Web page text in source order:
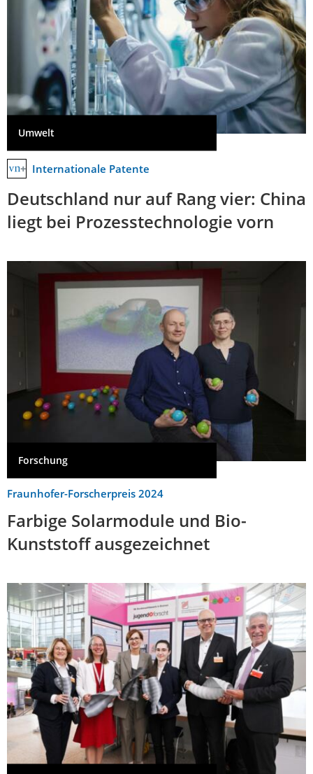
Umwelt
Internationale Patente
Deutschland nur auf Rang vier: China
liegt bei Prozesstechnologie vorn
Forschung
Fraunhofer-Forscherpreis 2024
Farbige Solarmodule und Bio-
Kunststoff ausgezeichnet